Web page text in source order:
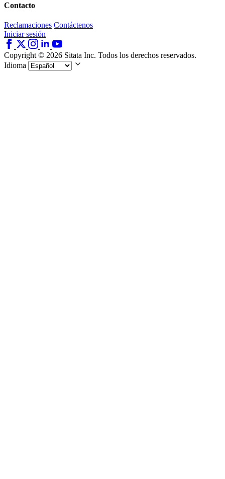
Contacto
Reclamaciones Contáctenos
Iniciar sesión
Copyright © 2026 Sitata Inc. Todos los derechos reservados.
Idioma